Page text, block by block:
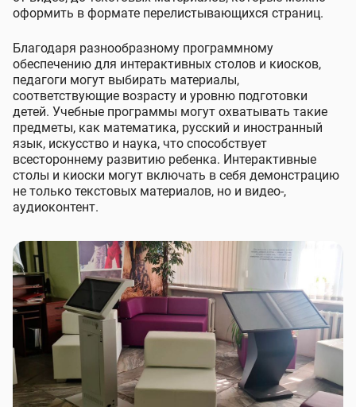
оформить в формате перелистывающихся страниц.
Благодаря разнообразному программному
обеспечению для интерактивных столов и киосков,
педагоги могут выбирать материалы,
соответствующие возрасту и уровню подготовки
детей. Учебные программы могут охватывать такие
предметы, как математика, русский и иностранный
язык, искусство и наука, что способствует
всестороннему развитию ребенка. Интерактивные
столы и киоски могут включать в себя демонстрацию
не только текстовых материалов, но и видео-,
аудиоконтент.